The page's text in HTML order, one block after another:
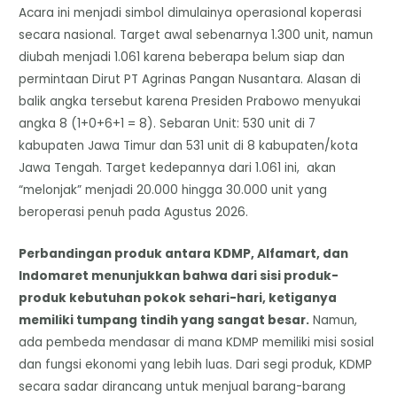
Acara ini menjadi simbol dimulainya operasional koperasi
secara nasional. Target awal sebenarnya 1.300 unit, namun
diubah menjadi 1.061 karena beberapa belum siap dan
permintaan Dirut PT Agrinas Pangan Nusantara. Alasan di
balik angka tersebut karena Presiden Prabowo menyukai
angka 8 (1+0+6+1 = 8). Sebaran Unit: 530 unit di 7
kabupaten Jawa Timur dan 531 unit di 8 kabupaten/kota
Jawa Tengah. Target kedepannya dari 1.061 ini, akan
“melonjak” menjadi 20.000 hingga 30.000 unit yang
beroperasi penuh pada Agustus 2026.
Perbandingan produk antara KDMP, Alfamart, dan
Indomaret menunjukkan bahwa dari sisi produk-
produk kebutuhan pokok sehari-hari, ketiganya
memiliki tumpang tindih yang sangat besar. Namun,
ada pembeda mendasar di mana KDMP memiliki misi sosial
dan fungsi ekonomi yang lebih luas. Dari segi produk, KDMP
secara sadar dirancang untuk menjual barang-barang